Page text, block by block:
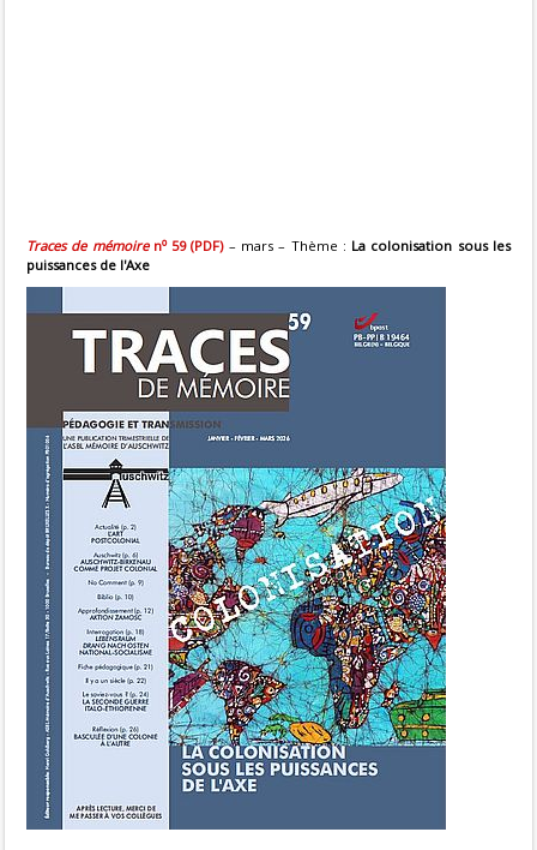
Traces de mémoireno59 (PDF)– mars – Thème : La colonisation sous les
puissances de l'Axe